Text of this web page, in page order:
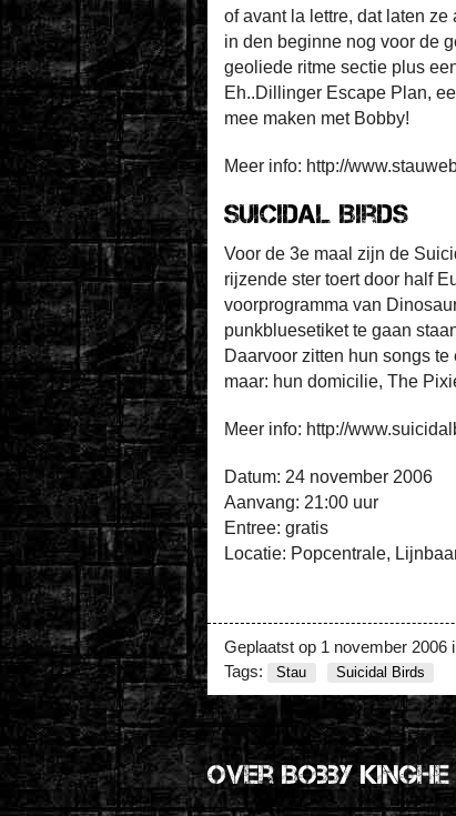
of avant la lettre, dat laten
in den beginne nog voor de
geoliede ritme sectie plus
Eh..Dillinger Escape Plan,
mee maken met Bobby!
Meer info: http://
Suicidal Birds
Voor de 3e maal zijn de
rijzende ster toert door half
voorprogramma van
punkbluesetiket te gaan
Daarvoor zitten hun songs
maar: hun domicilie, The
Meer info: http://
Datum: 24 november 2006
Aanvang: 21:00 uur
Entree: gratis
Locatie: Popcentrale,
Geplaatst op 1 november 2006
Tags:
Stau Suicidal Birds
Over Bobby Kinghe